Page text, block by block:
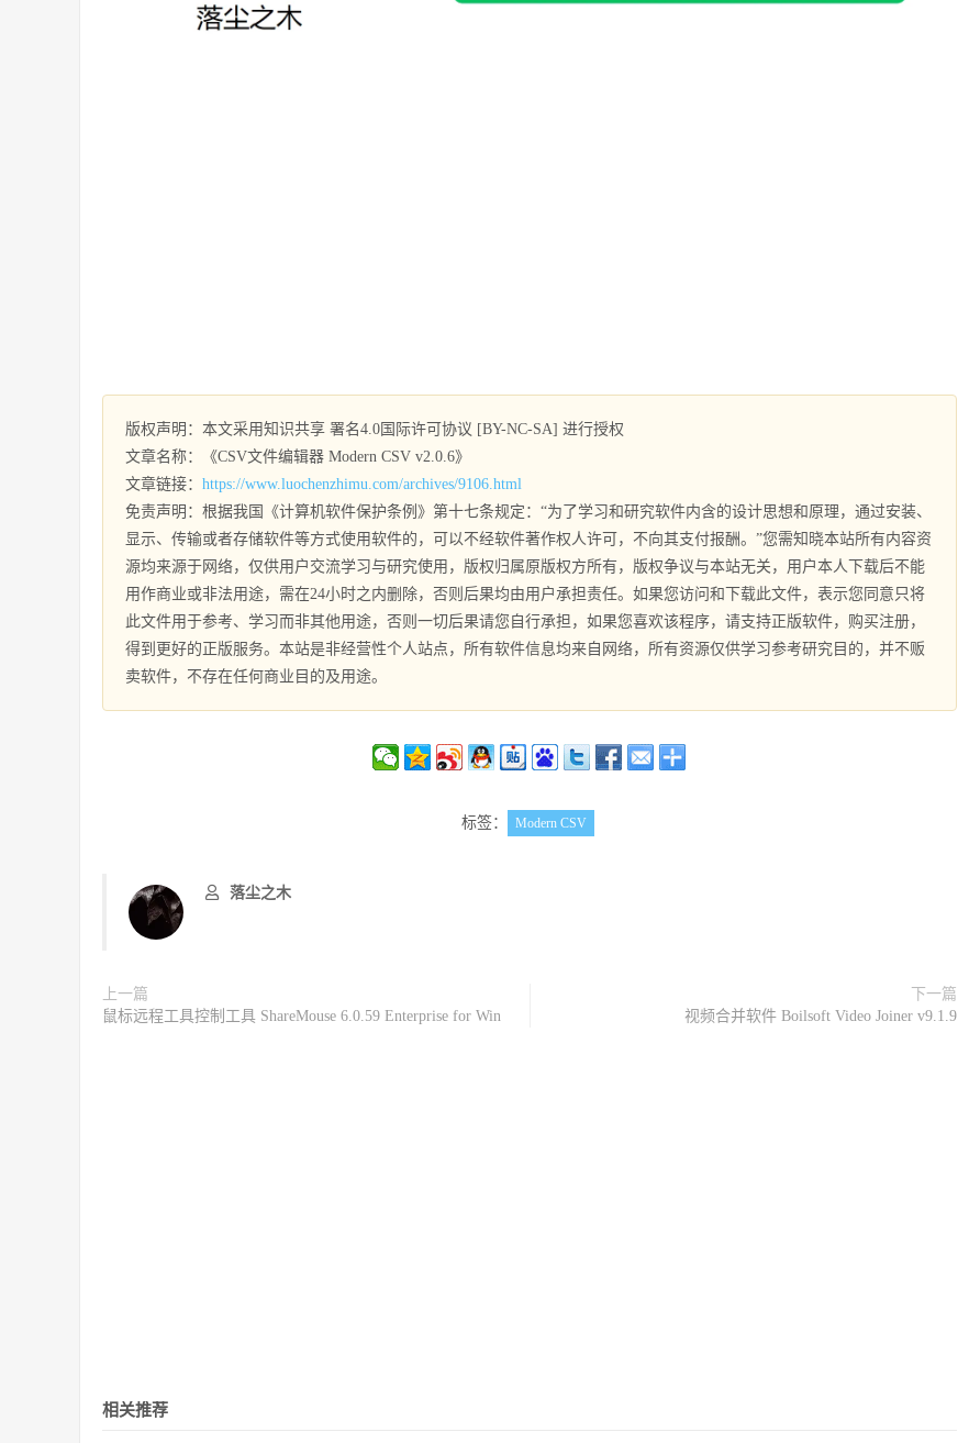
版权声明：本文采用知识共享 署名4.0国际许可协议 [BY-NC-SA] 进行授权
文章名称：《CSV文件编辑器 Modern CSV v2.0.6》
文章链接： https://www.luochenzhimu.com/archives/9106.html
免责声明：根据我国《计算机软件保护条例》第十七条规定：“为了学习和研究软件内含的设计思想和原理，通过安装、
显示、传输或者存储软件等方式使用软件的，可以不经软件著作权人许可，不向其支付报酬。”您需知晓本站所有内容资
源均来源于网络，仅供用户交流学习与研究使用，版权归属原版权方所有，版权争议与本站无关，用户本人下载后不能
用作商业或非法用途，需在24小时之内删除，否则后果均由用户承担责任。如果您访问和下载此文件，表示您同意只将
此文件用于参考、学习而非其他用途，否则一切后果请您自行承担，如果您喜欢该程序，请支持正版软件，购买注册，
得到更好的正版服务。本站是非经营性个人站点，所有软件信息均来自网络，所有资源仅供学习参考研究目的，并不贩
卖软件，不存在任何商业目的及用途。
标签： Modern CSV
落尘之木
上一篇
鼠标远程工具控制工具 ShareMouse 6.0.59 Enterprise for Win
下一篇
视频合并软件 Boilsoft Video Joiner v9.1.9
相关推荐